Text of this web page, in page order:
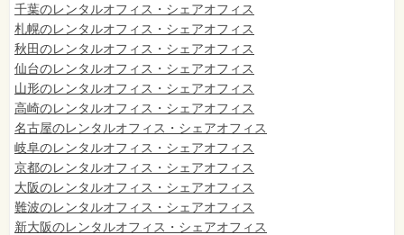
千葉のレンタルオフィス・シェアオフィス
札幌のレンタルオフィス・シェアオフィス
秋田のレンタルオフィス・シェアオフィス
仙台のレンタルオフィス・シェアオフィス
山形のレンタルオフィス・シェアオフィス
高崎のレンタルオフィス・シェアオフィス
名古屋のレンタルオフィス・シェアオフィス
岐阜のレンタルオフィス・シェアオフィス
京都のレンタルオフィス・シェアオフィス
大阪のレンタルオフィス・シェアオフィス
難波のレンタルオフィス・シェアオフィス
新大阪のレンタルオフィス・シェアオフィス